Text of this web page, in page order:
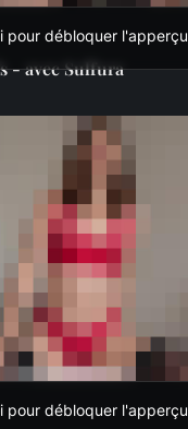
pour débloquer l'apperçu
- avec Sulfura
pour débloquer l'apperçu